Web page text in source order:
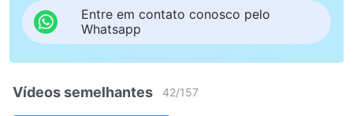
Entre em contato conosco pelo
Whatsapp
Vídeos semelhantes 42/157